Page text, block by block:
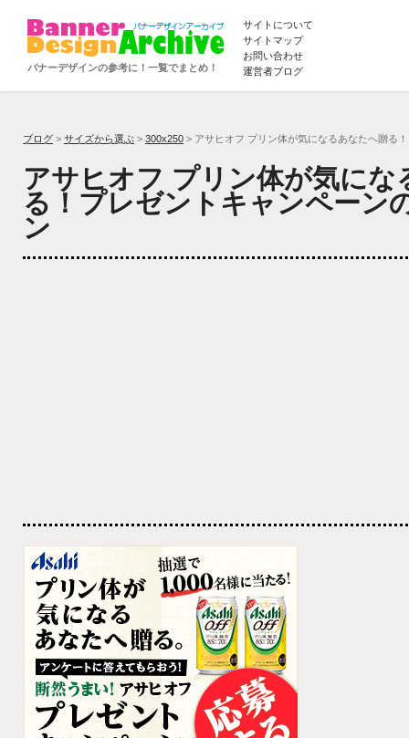
バナーデザインの参考に！一覧でまとめ！
サイトについて
サイトマップ
お問い合わせ
運営者ブログ
ブログ > サイズから選ぶ > 300x250 > アサヒオフ プリン体が気になるあなたへ贈る
アサヒオフ プリン体が気にな
る！プレゼントキャンペーン
ン